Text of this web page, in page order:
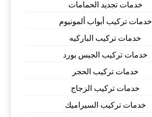
خدمات تجديد الحمامات
خدمات تركيب أبواب ألمونيوم
خدمات تركيب الباركيه
خدمات تركيب الجبس بورد
خدمات تركيب الحجر
خدمات تركيب الزجاج
خدمات تركيب السيراميك